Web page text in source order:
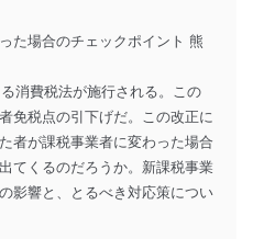
た場合のチェックポイント 熊
消費税法が施行される。この
免税点の引下げだ。この改正に
者が課税事業者に変わった場合
てくるのだろうか。新課税事業
影響と、とるべき対応策につい